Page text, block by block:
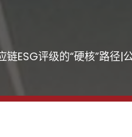
ESG评级的“硬核”路径|